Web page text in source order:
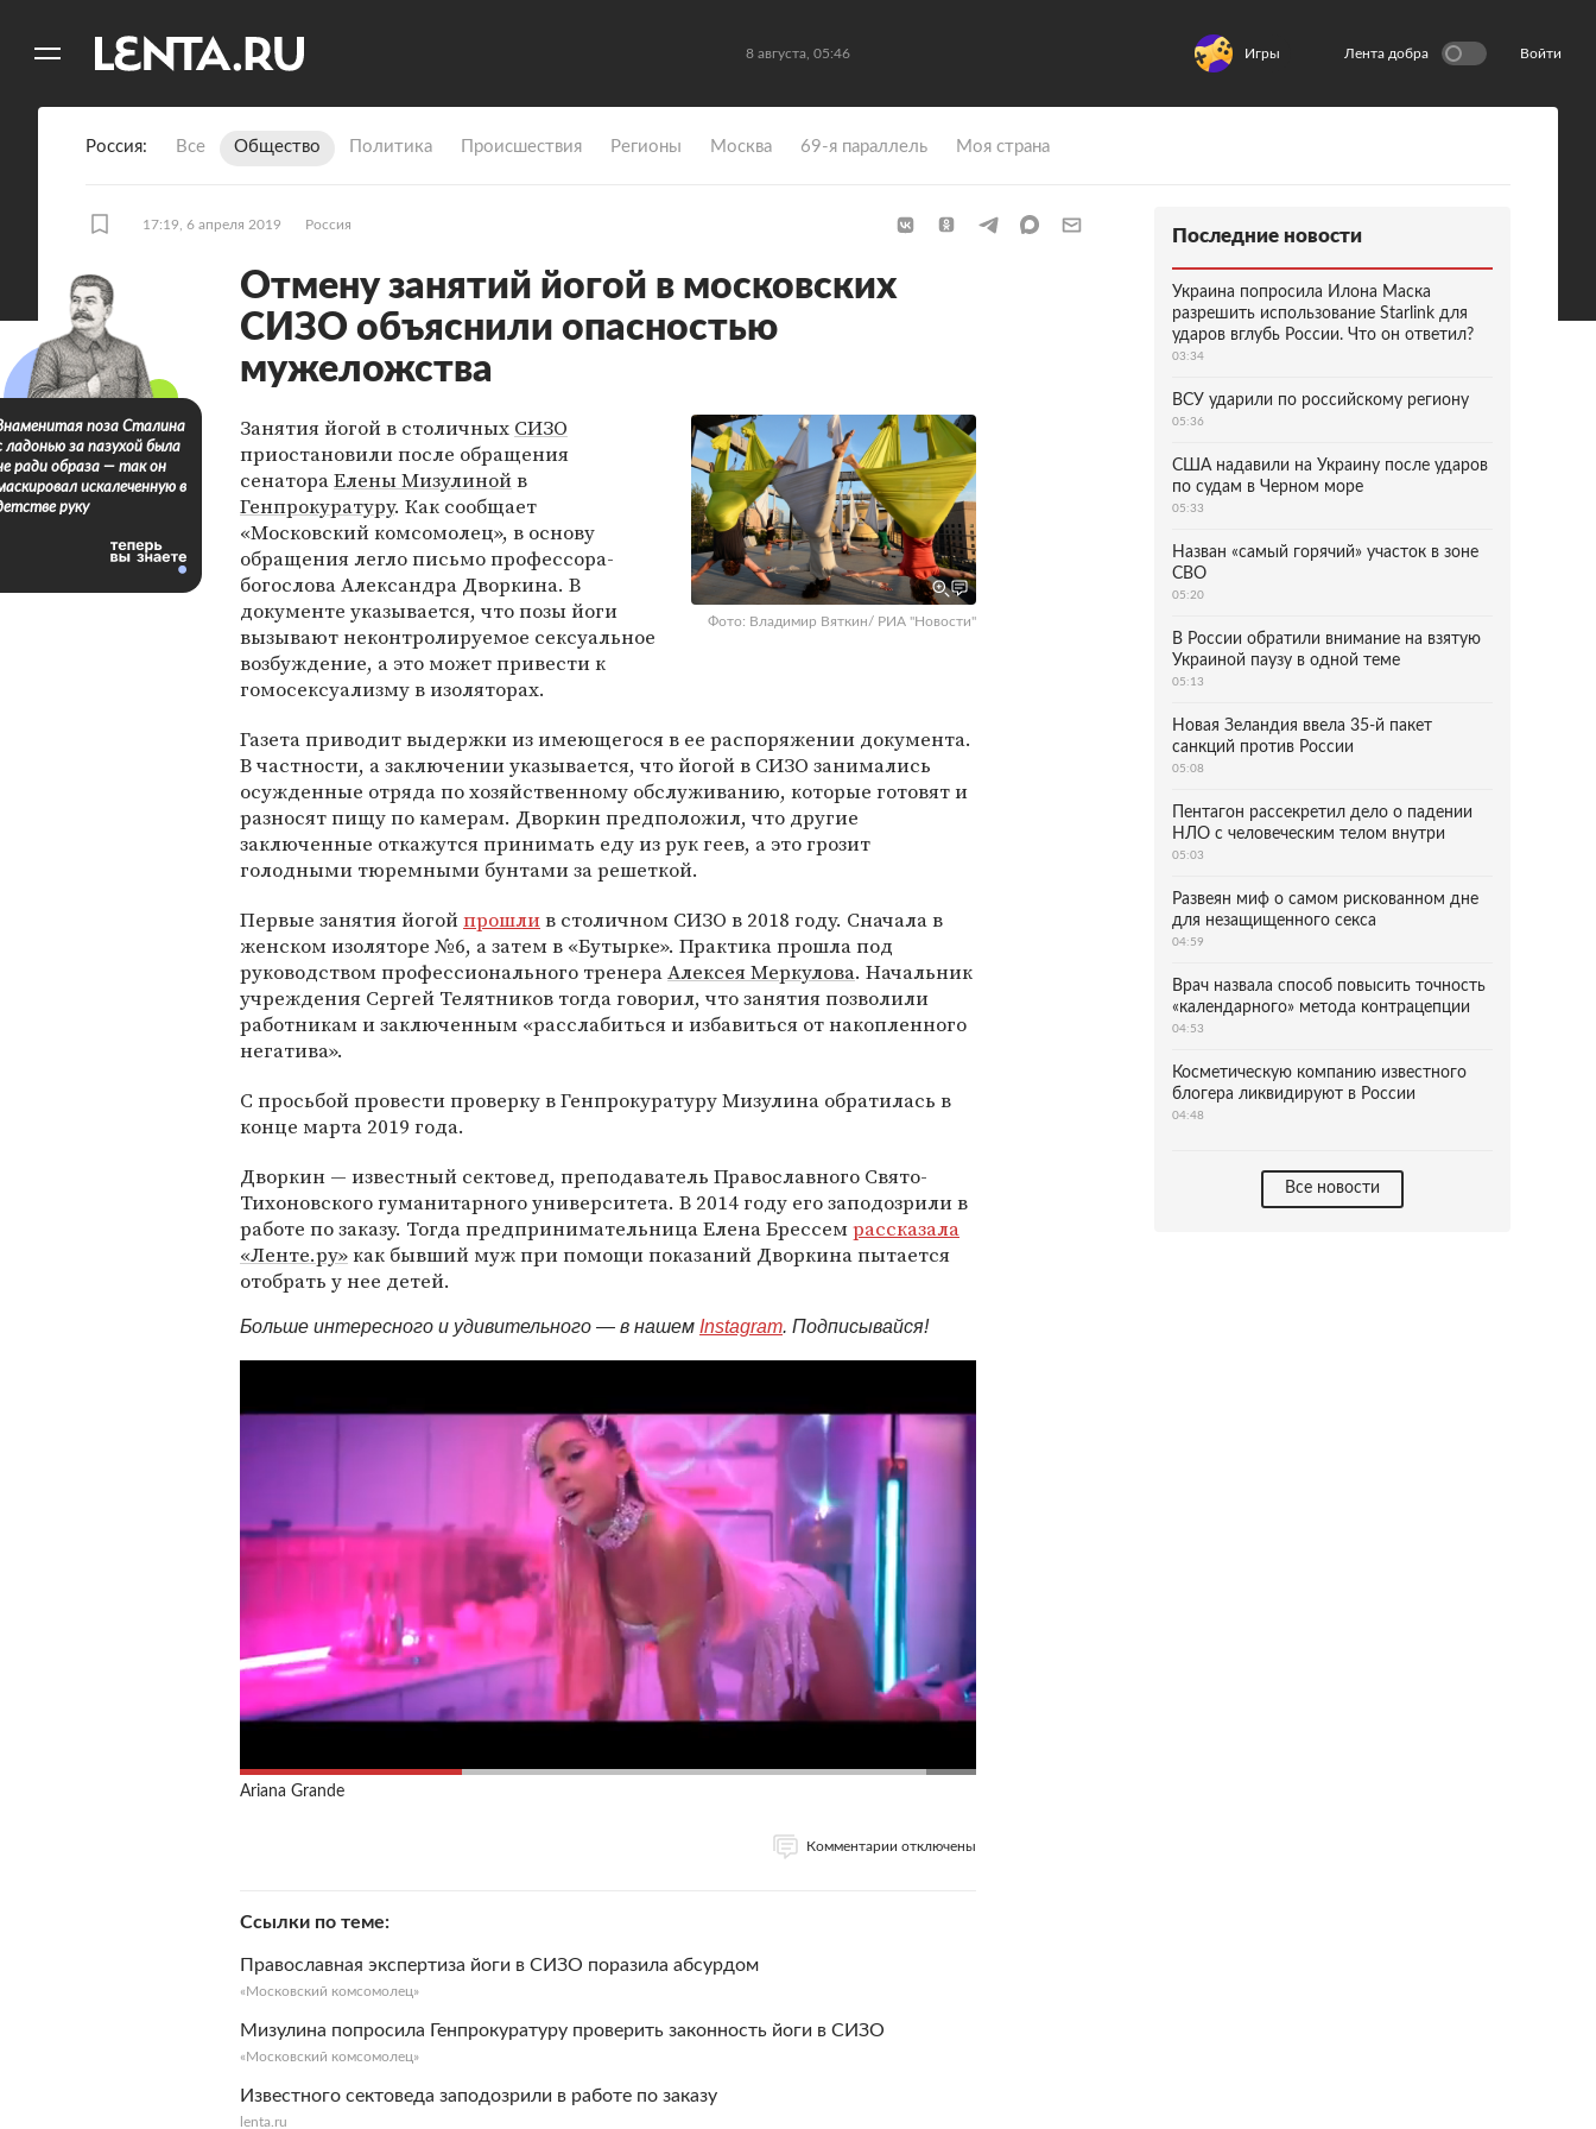
8 августа, 05:46 Игры Лента добра Войти
Россия Все Общество Политика Происшествия Регионы Москва 69-я параллель Моя страна
17:19, 6 апреля 2019 Россия
Отмену занятий йогой в московских
СИЗО объяснили опасностью
мужеложства
Фото: Владимир Вяткин/ РИА "Новости"
Занятия йогой в столичных СИЗО
приостановили после обращения
сенатораЕлены Мизулинойв
Генпрокуратуру. Как сообщает
«Московский комсомолец», в основу
обращения легло письмо профессора-
богослова Александра Дворкина. В
документе указывается, что позы йоги
вызывают неконтролируемое сексуальное
возбуждение, а это может привести к
гомосексуализму в изоляторах.
Газета приводит выдержки из имеющегося в ее распоряжении документа.
В частности, а заключении указывается, что йогой в СИЗО занимались
осужденные отряда по хозяйственному обслуживанию, которые готовят и
разносят пищу по камерам. Дворкин предположил, что другие
заключенные откажутся принимать еду из рук геев, а это грозит
голодными тюремными бунтами за решеткой.
Первые занятия йогойпрошлив столичном СИЗО в 2018 году. Сначала в
женском изоляторе №6, а затем в «Бутырке». Практика прошла под
руководством профессионального тренераАлексея Меркулова. Начальник
учреждения Сергей Телятников тогда говорил, что занятия позволили
работникам и заключенным «расслабиться и избавиться от накопленного
негатива».
С просьбой провести проверку в Генпрокуратуру Мизулина обратилась в
конце марта 2019 года.
Дворкин — известный сектовед, преподаватель Православного Свято-
Тихоновского гуманитарного университета. В 2014 году его заподозрили в
работе по заказу. Тогда предпринимательница Елена Брессемрассказала
«Ленте.ру»как бывший муж при помощи показаний Дворкина пытается
отобрать у нее детей.
Больше интересного и удивительного — в нашем Instagram. Подписывайся!
Ariana Grande
Комментарии отключены
Ссылки по теме
Православная экспертиза йоги в СИЗО поразила абсурдом
«Московский комсомолец»
Мизулина попросила Генпрокуратуру проверить законность йоги в СИЗО
«Московский комсомолец»
Известного сектоведа заподозрили в работе по заказу
lenta.ru
поза Сталина
ладонью за пазухой была
ради образа — так он
искалеченную в
руку
Последние новости
Украина попросила Илона Маска
разрешить использование Starlink для
ударов вглубь России. Что он ответил?
03:34
ВСУ ударили по российскому региону
05:36
США надавили на Украину после ударов
по судам в Черном море
05:33
Назван «самый горячий» участок в зоне
СВО
05:20
В России обратили внимание на взятую
Украиной паузу в одной теме
05:13
Новая Зеландия ввела 35-й пакет
санкций против России
05:08
Пентагон рассекретил дело о падении
НЛО с человеческим телом внутри
05:03
Развеян миф о самом рискованном дне
для незащищенного секса
04:59
Врач назвала способ повысить точность
«календарного» метода контрацепции
04:53
Косметическую компанию известного
блогера ликвидируют в России
04:48
Все новости